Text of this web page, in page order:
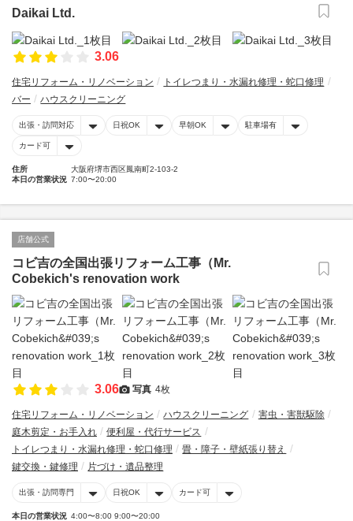
Daikai Ltd.
3.06
住宅リフォーム・リノベーション
トイレつまり・水漏れ修理・蛇口修理
バー
ハウスクリーニング
出張・訪問対応 日祝OK 早朝OK 駐車場有
カード可
住所
大阪府堺市西区鳳南町2-103-2
本日の営業状況 7:00〜20:00
店舗公式
コビ吉の全国出張リフォーム工事（Mr.
Cobekich's renovation work
3.06 写真 4枚
住宅リフォーム・リノベーション ハウスクリーニング
害虫・害獣駆除
庭木剪定・お手入れ
便利屋・代行サービス
トイレつまり・水漏れ修理・蛇口修理
畳・障子・壁紙張り替え
鍵交換・鍵修理
片づけ・遺品整理
出張・訪問専門 日祝OK カード可
本日の営業状況 4:00〜8:00 9:00〜20:00